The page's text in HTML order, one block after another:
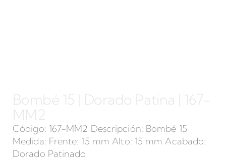
Bombé 15 | Dorado Patina | 167-
MM2
Código: 167-MM2 Descripción: Bombé 15
Medida: Frente: 15 mm Alto: 15 mm Acabado:
Dorado Patinado